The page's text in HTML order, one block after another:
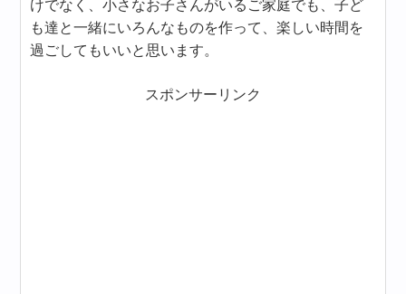
けでなく、小さなお子さんがいるご家庭でも、子ど
も達と一緒にいろんなものを作って、楽しい時間を
過ごしてもいいと思います。
スポンサーリンク